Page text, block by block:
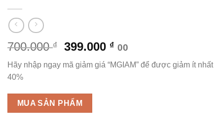
700.000₫
Giá
gốc
là:
399.000 ₫Giá
tại
00
Hãy nhập ngay mã giảm giá “MGIAM” để được giảm ít nhất
40%
MUA SẢN PHẨM